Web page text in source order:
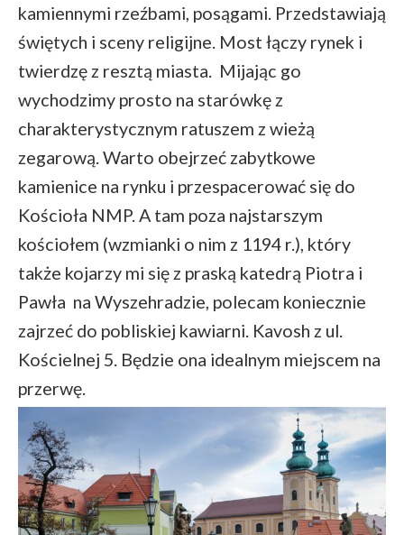
kamiennymi rzeźbami, posągami. Przedstawiają
świętych i sceny religijne. Most łączy rynek i
twierdzę z resztą miasta. Mijając go
wychodzimy prosto na starówkę z
charakterystycznym ratuszem z wieżą
zegarową. Warto obejrzeć zabytkowe
kamienice na rynku i przespacerować się do
Kościoła NMP. A tam poza najstarszym
kościołem (wzmianki o nim z 1194 r.), który
także kojarzy mi się z praską katedrą Piotra i
Pawła na Wyszehradzie, polecam koniecznie
zajrzeć do pobliskiej kawiarni. Kavosh z ul.
Kościelnej 5. Będzie ona idealnym miejscem na
przerwę.